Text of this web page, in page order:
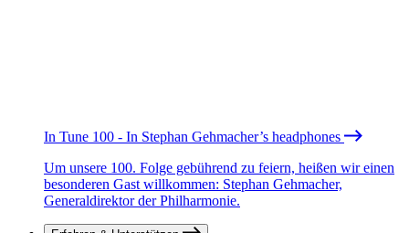
In Tune 100 - In Stephan Gehmacher’s headphones
Um unsere 100. Folge gebührend zu feiern, heißen wir einen
besonderen Gast willkommen: Stephan Gehmacher,
Generaldirektor der Philharmonie.